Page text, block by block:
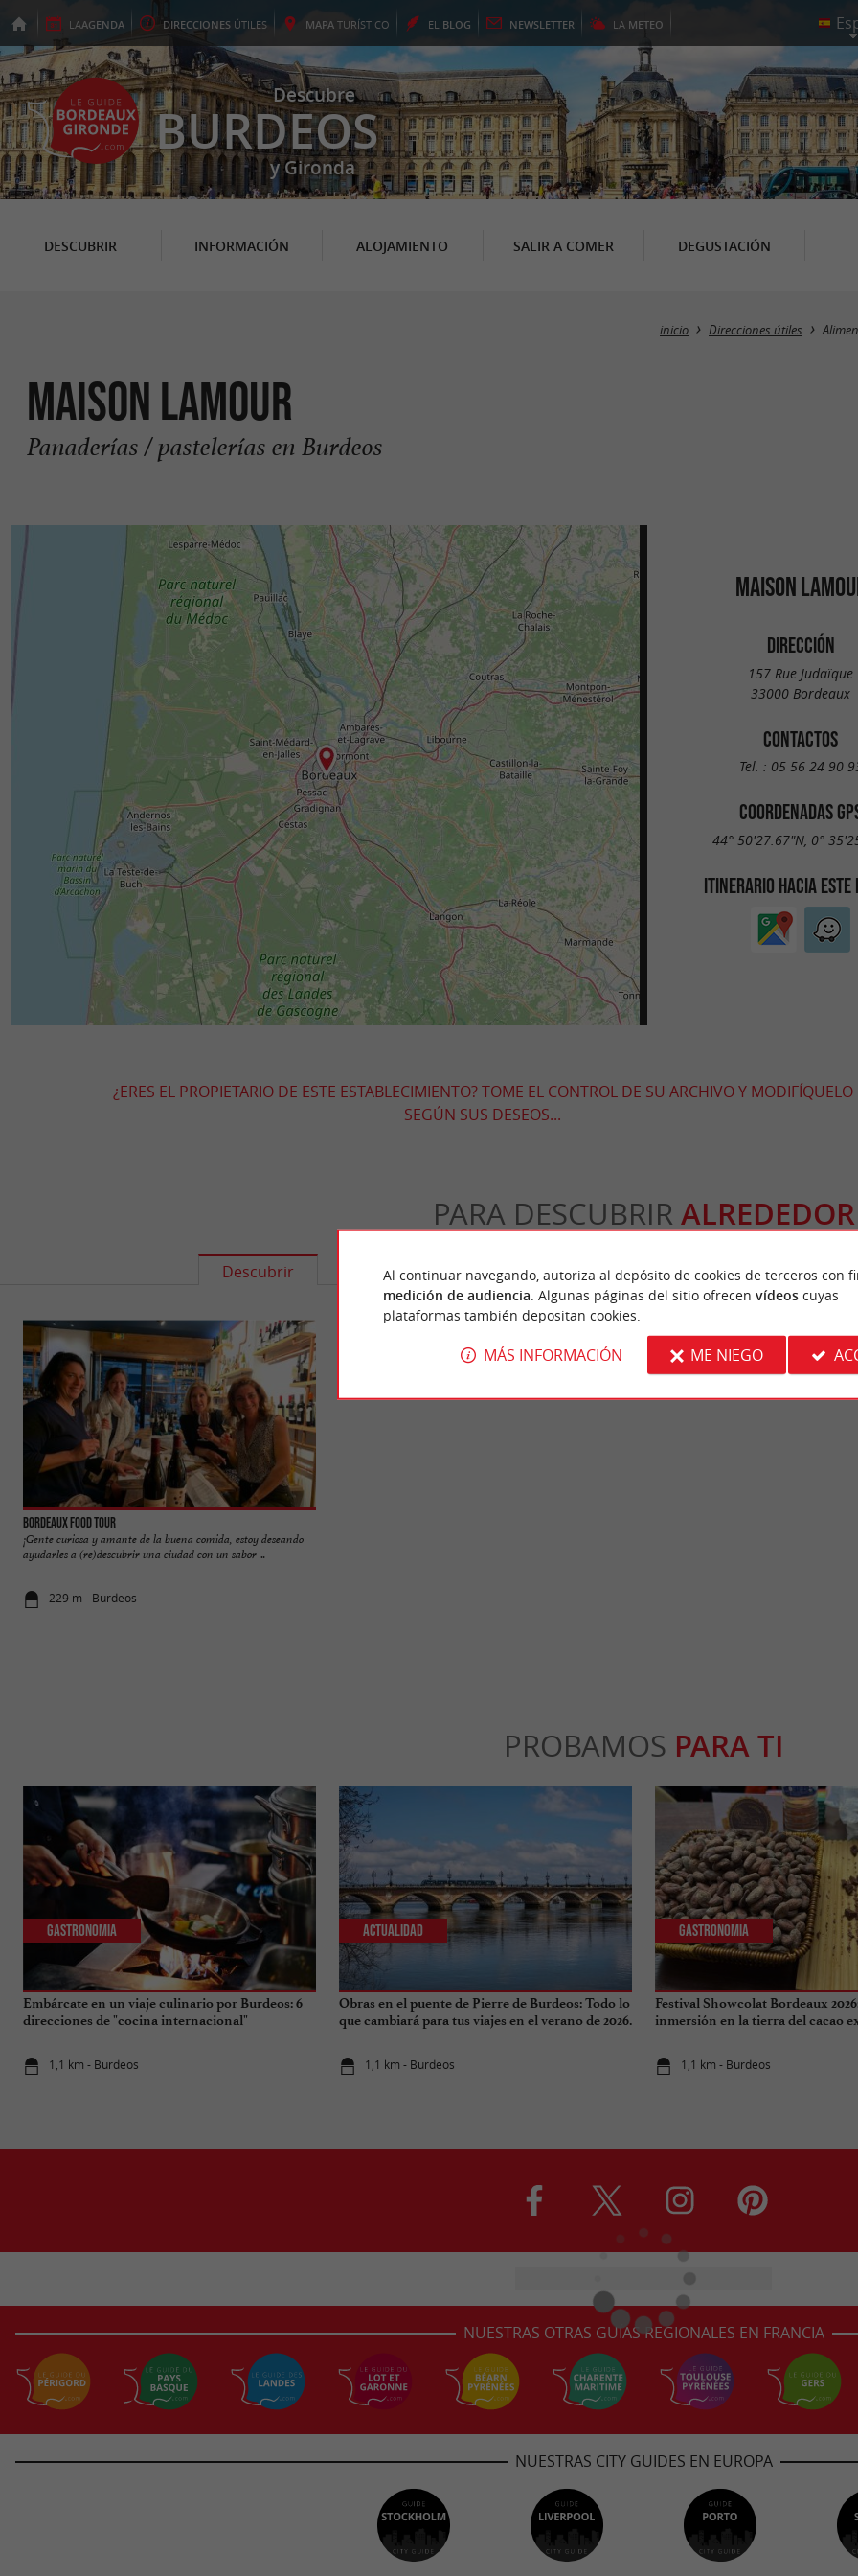
LAAGENDA DIRECCIONES ÚTILES MAPA TURÍSTICO EL BLOG NEWSLETTER LA METEO
Descubre
BURDEOS
y Gironda
DESCUBRIR INFORMACIÓN ALOJAMIENTO SALIR A COMER DEGUSTACIÓN
inicio Direcciones útiles
Maison Lamour
Panaderías / pastelerías en Burdeos
MAISON
DIRECCIÓN
157 Rue Judaïque
33000 Bordeaux
CONTACTOS
Tel. : 05 56 24 90
COORDENADAS
44° 50'27.67"N, 0°
ITINERARIO HACIA ESTE
¿ERES EL PROPIETARIO DE ESTE ESTABLECIMIENTO? TOME EL CONTROL DE SU ARCHIVO Y MODIFÍQUELO
SEGÚN SUS DESEOS...
PARA DESCUBRIR ALREDEDOR
Descubrir Información Alojamiento Salir a comer
Bordeaux Food Tour
¡Gente curiosa y amante de la buena comida, estoy deseando
ayudarles a (re)descubrir una ciudad con un sabor ...
229 m - Burdeos
PROBAMOS PARA TI
Embárcate en un viaje culinario por Burdeos: 6
direcciones de "cocina internacional"
1,1 km - Burdeos
Gastronomia
Obras en el puente de Pierre de Burdeos: Todo lo
que cambiará para tus viajes en el verano de 2026.
1,1 km - Burdeos
Actualidad
Festival Showcolat Bordeaux
inmersión en la tierra del cacao
1,1 km - Burdeos
Gastronomia
NUESTRAS OTRAS GUÍAS REGIONALES EN FRANCIA
NUESTRAS CITY GUIDES EN EUROPA
Al continuar navegando, autoriza al depósito de cookies de terceros con
medición de audiencia . Algunas páginas del sitio ofrecen vídeoscuyas
plataformas también depositan cookies.
MÁS INFORMACIÓN ME NIEGO